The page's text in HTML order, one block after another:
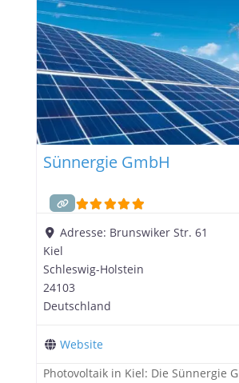
Sünnergie GmbH
Adresse: Brunswiker Str. 61
Kiel
Schleswig-Holstein
24103
Deutschland
Website
Photovoltaik in Kiel: Die Sünnergie